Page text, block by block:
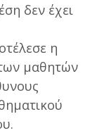
δεν έχει
η
μαθητών